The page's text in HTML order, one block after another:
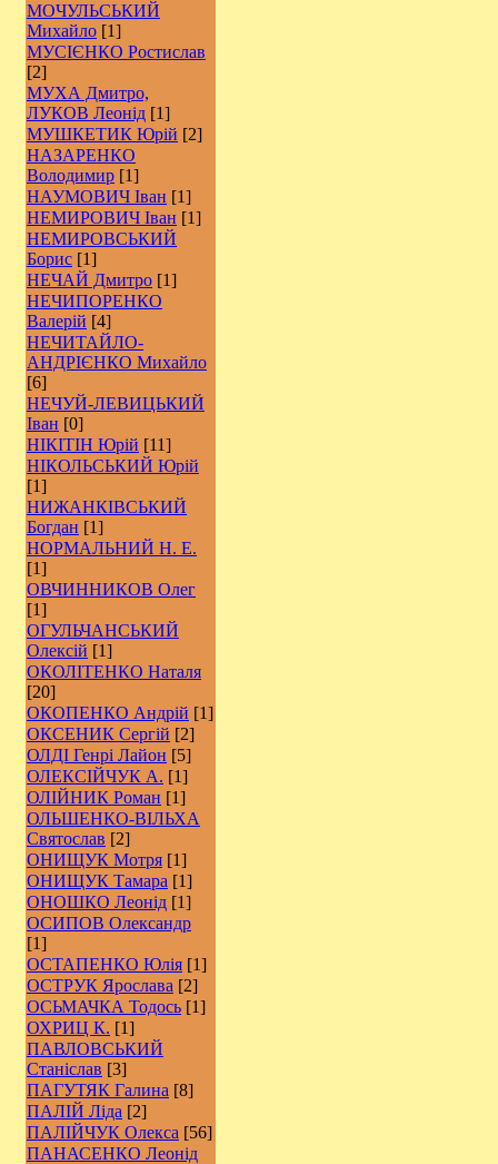
МОЧУЛЬСЬКИЙ
Михайло [1]
МУСІЄНКО Ростислав
[2]
МУХА Дмитро,
ЛУКОВ Леонід [1]
МУШКЕТИК Юрій [2]
НАЗАРЕНКО
Володимир [1]
НАУМОВИЧ Іван [1]
НЕМИРОВИЧ Іван [1]
НЕМИРОВСЬКИЙ
Борис [1]
НЕЧАЙ Дмитро [1]
НЕЧИПОРЕНКО
Валерій [4]
НЕЧИТАЙЛО-
АНДРІЄНКО Михайло
[6]
НЕЧУЙ-ЛЕВИЦЬКИЙ
Іван [0]
НІКІТІН Юрій [11]
НІКОЛЬСЬКИЙ Юрій
[1]
НИЖАНКІВСЬКИЙ
Богдан [1]
НОРМАЛЬНИЙ Н. Е.
[1]
ОВЧИННИКОВ Олег
[1]
ОГУЛЬЧАНСЬКИЙ
Олексій [1]
ОКОЛІТЕНКО Наталя
[20]
ОКОПЕНКО Андрій [1]
ОКСЕНИК Сергій [2]
ОЛДІ Генрі Лайон [5]
ОЛЕКСІЙЧУК А. [1]
ОЛІЙНИК Роман [1]
ОЛЬШЕНКО-ВІЛЬХА
Святослав [2]
ОНИЩУК Мотря [1]
ОНИЩУК Тамара [1]
ОНОШКО Леонід [1]
ОСИПОВ Олександр
[1]
ОСТАПЕНКО Юлія [1]
ОСТРУК Ярослава [2]
ОСЬМАЧКА Тодось [1]
ОХРИЦ К. [1]
ПАВЛОВСЬКИЙ
Станіслав [3]
ПАГУТЯК Галина [8]
ПАЛІЙ Ліда [2]
ПАЛІЙЧУК Олекса [56]
ПАНАСЕНКО Леонід